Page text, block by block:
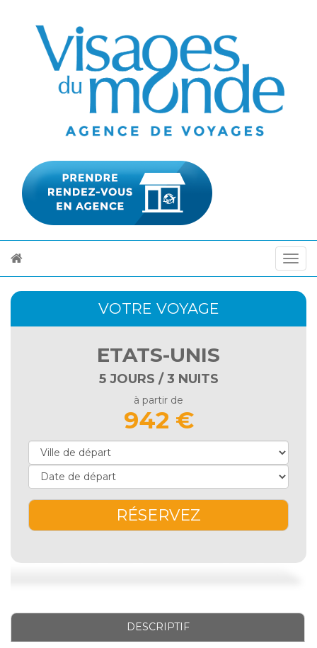
VOTRE VOYAGE
ETATS-UNIS
5 JOURS / 3 NUITS
à partir de
942 €
RÉSERVEZ
DESCRIPTIF